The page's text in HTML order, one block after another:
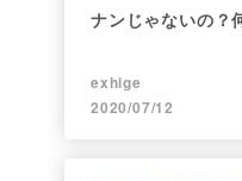
ナンじゃないの？
exhige
2020/07/12